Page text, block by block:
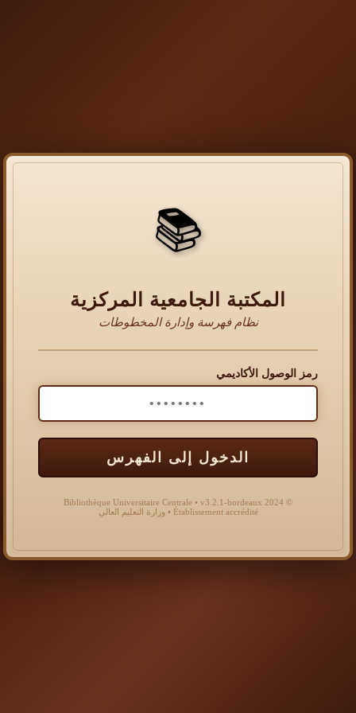
📚
المكتبة الجامعية المركزية
نظام فهرسة وإدارة المخطوطات
رمز الوصول الأكاديمي
الدخول إلى الفهرس
© 2024 Bibliothèque Universitaire Centrale • v3.2.1-bordeaux
Établissement accrédité • وزارة التعليم العالي